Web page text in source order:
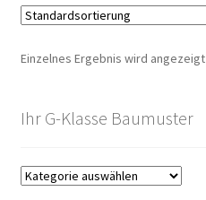
Einzelnes Ergebnis wird angezeigt
Ihr G-Klasse Baumuster